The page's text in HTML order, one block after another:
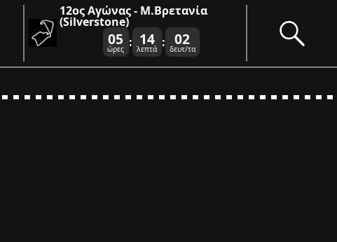
12ος Αγώνας - Μ.Βρετανία
(Silverstone)
05
ώρες : 14
λεπτά : 02
δευτ/τα